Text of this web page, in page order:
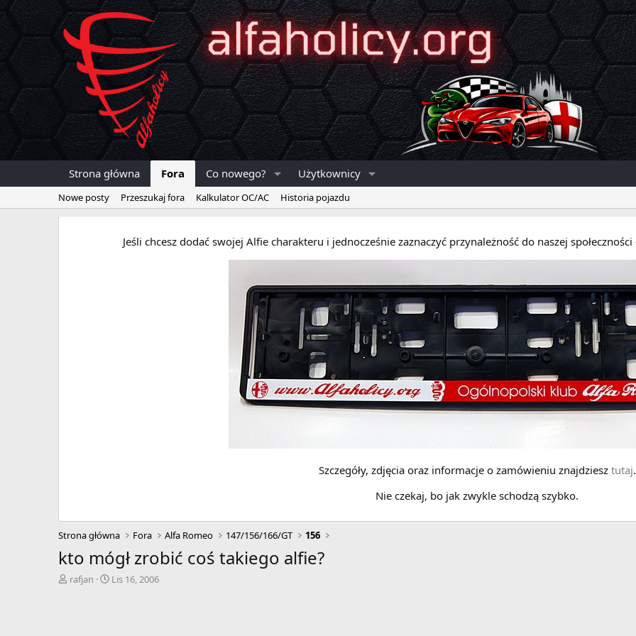
Strona główna Fora Co nowego? Użytkownicy
Nowe posty Przeszukaj fora Kalkulator OC/AC Historia pojazdu
Jeśli chcesz dodać swojej Alfie charakteru i jednocześnie zaznaczyć przynależność do naszej
Szczegóły, zdjęcia oraz informacje o zamówieniu znajdziesz tutaj.
Nie czekaj, bo jak zwykle schodzą szybko.
Strona główna Fora Alfa Romeo 147/156/166/GT 156
kto mógł zrobić coś takiego alfie?
A
rafjan
DLis 16, 2006